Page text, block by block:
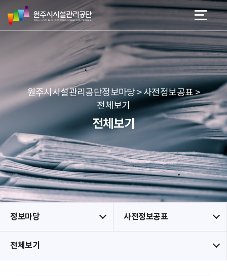
네
본문 바로가기
메뉴 바로가기
원
주
시
리
공
단
원주시시설관리공단정보마당 > 사전정보공표 >
전체보기
전체보기
정보마당 사전정보공표
전체보기